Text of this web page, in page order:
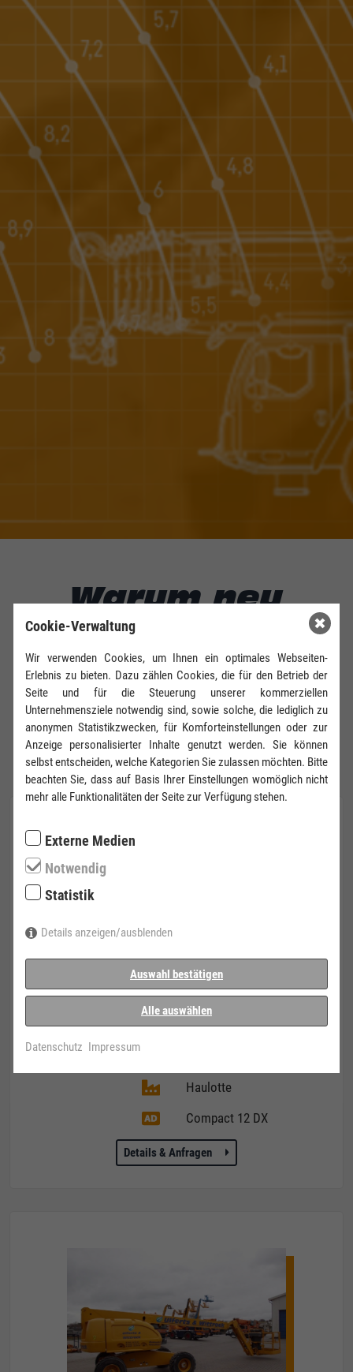
Warum neu
kaufen?
Hier finden Sie unsere
gepflegten
Gebrauchtgeräte
nur 16.980,00 €
Haulotte
Compact 12 DX
Details & Anfragen
Cookie-Verwaltung
Wir verwenden Cookies, um Ihnen ein optimales Webseiten-
Erlebnis zu bieten. Dazu zählen Cookies, die für den Betrieb der
Seite und für die Steuerung unserer kommerziellen
Unternehmensziele notwendig sind, sowie solche, die lediglich zu
anonymen Statistikzwecken, für Komforteinstellungen oder zur
Anzeige personalisierter Inhalte genutzt werden. Sie können
selbst entscheiden, welche Kategorien Sie zulassen möchten. Bitte
beachten Sie, dass auf Basis Ihrer Einstellungen womöglich nicht
mehr alle Funktionalitäten der Seite zur Verfügung stehen.
Externe Medien
Notwendig
Statistik
Details anzeigen/ausblenden
Auswahl bestätigen
Alle auswählen
Datenschutz Impressum